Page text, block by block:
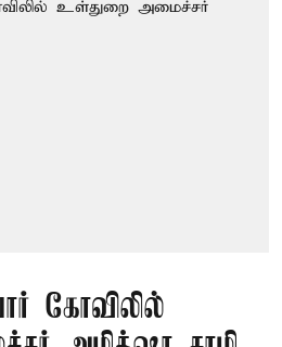
கோவிலில்